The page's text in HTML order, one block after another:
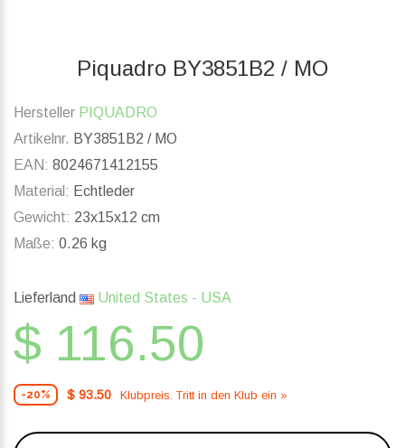
Piquadro BY3851B2 / MO
Hersteller PIQUADRO
Artikelnr. BY3851B2 / MO
EAN: 8024671412155
Material: Echtleder
Gewicht: 23x15x12 cm
Maße: 0.26 kg
Lieferland United States - USA
$ 116.50
-20% $ 93.50 Klubpreis. Tritt in den Klub ein »